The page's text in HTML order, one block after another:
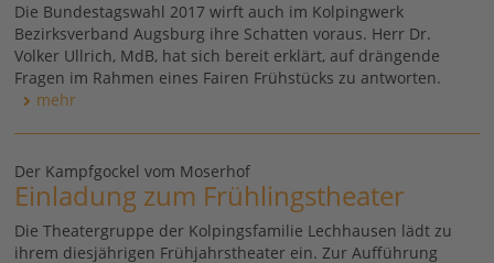
Die Bundestagswahl 2017 wirft auch im Kolpingwerk
Bezirksverband Augsburg ihre Schatten voraus. Herr Dr.
Volker Ullrich, MdB, hat sich bereit erklärt, auf drängende
Fragen im Rahmen eines Fairen Frühstücks zu antworten.
mehr
Der Kampfgockel vom Moserhof
Einladung zum Frühlingstheater
Die Theatergruppe der Kolpingsfamilie Lechhausen lädt zu
ihrem diesjährigen Frühjahrstheater ein. Zur Aufführung